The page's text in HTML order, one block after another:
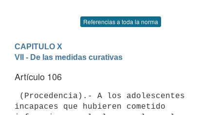
Referencias a toda la norma
CAPITULO X
VII - De las medidas curativas
Artículo 106
incapaces que hubieren cometido